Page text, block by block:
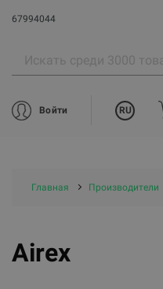
67994044
Войти RU
Главная Производители
Airex